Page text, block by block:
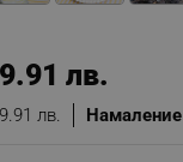
Намаление
лв.
лв.